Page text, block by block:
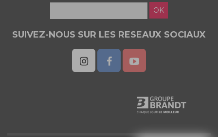
OK
SUIVEZ-NOUS SUR LES RESEAUX SOCIAUX